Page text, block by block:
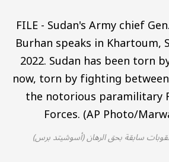
سابقة بحق الرهان (أسوشيتد برس)